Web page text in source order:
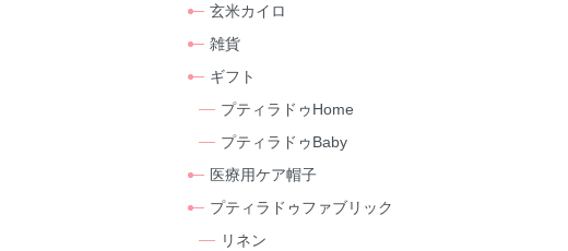
玄米カイロ
雑貨
ギフト
プティラドゥHome
プティラドゥBaby
医療用ケア帽子
プティラドゥファブリック
リネン